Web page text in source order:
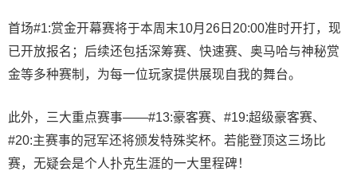
首场#1:赏金开幕赛将于本周末10月26日20:00准时开打，现
已开放报名；后续还包括深筹赛、快速赛、奥马哈与神秘赏
金等多种赛制，为每一位玩家提供展现自我的舞台。
此外，三大重点赛事——#13:豪客赛、#19:超级豪客赛、
#20:主赛事的冠军还将颁发特殊奖杯。若能登顶这三场比
赛，无疑会是个人扑克生涯的一大里程碑！